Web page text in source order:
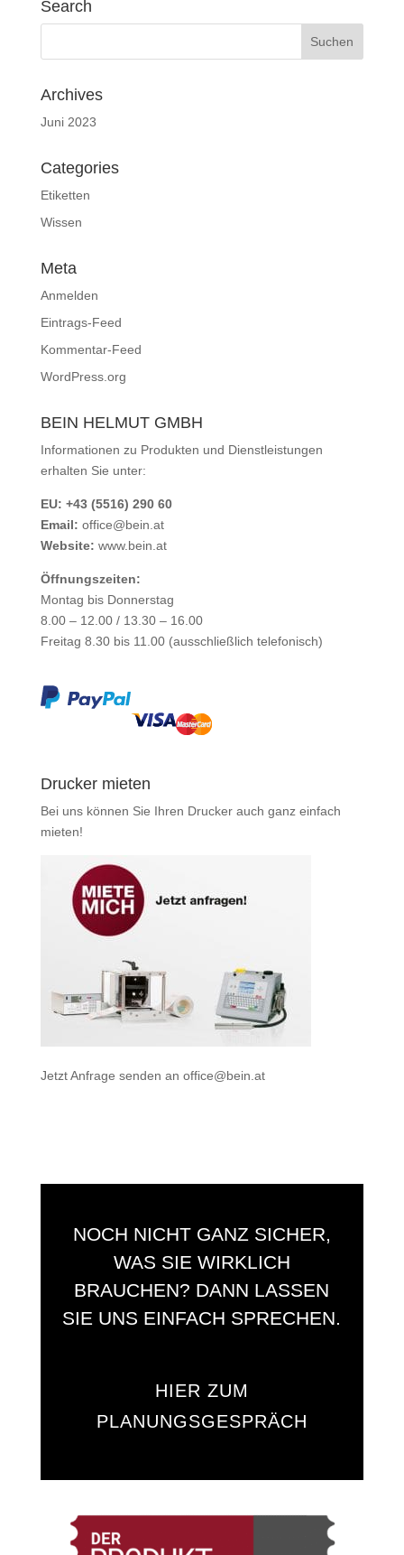
Search
Archives
Juni 2023
Categories
Etiketten
Wissen
Meta
Anmelden
Eintrags-Feed
Kommentar-Feed
WordPress.org
BEIN HELMUT GMBH
Informationen zu Produkten und Dienstleistungen
erhalten Sie unter:
EU: +43 (5516) 290 60
Email: office@bein.at
Website: www.bein.at
Öffnungszeiten:
Montag bis Donnerstag
8.00 – 12.00 / 13.30 – 16.00
Freitag 8.30 bis 11.00 (ausschließlich telefonisch)
Drucker mieten
Bei uns können Sie Ihren Drucker auch ganz einfach
mieten!
Jetzt Anfrage senden an office@bein.at
NOCH NICHT GANZ SICHER,
WAS SIE WIRKLICH
BRAUCHEN? DANN LASSEN
SIE UNS EINFACH SPRECHEN.
HIER ZUM
PLANUNGSGESPRÄCH